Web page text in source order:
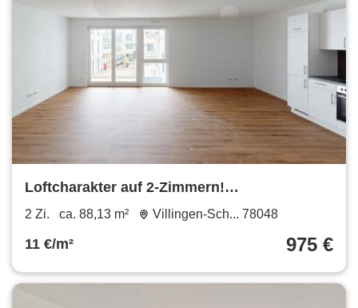
Loftcharakter auf 2-Zimmern!
Neubauwohnung mit EBK und
2 Zi. ca. 88,13 m² Villingen-Sch... 78048
11 €/m² 975 €